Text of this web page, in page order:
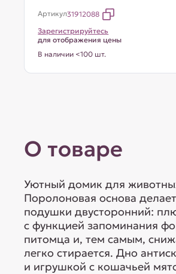
Артикул31912088
Зарегистрируйтесь
для отображения цены
В наличии <100 шт.
О товаре
Уютный домик для
Поролоновая основа
подушки двусторонний:
с функцией запоминания
питомца и, тем самым,
легко стирается. Дно
и игрушкой с кошачьей